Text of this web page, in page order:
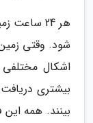
هر 24
شود. وقتی
اشکال
بیشتری
بینند. همه